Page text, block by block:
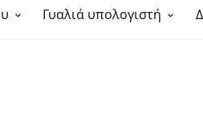
Γυαλιά υπολογιστή